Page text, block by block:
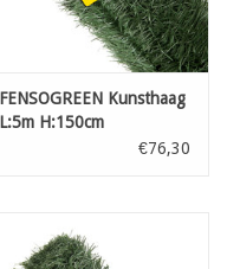
FENSOGREEN Kunsthaag
L:5m H:150cm
€76,30